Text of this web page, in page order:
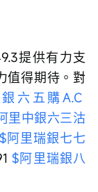
提供有力支
值得期待。對
六五購A.C
里中銀六三沽
$阿里瑞銀七七
$阿里瑞銀八